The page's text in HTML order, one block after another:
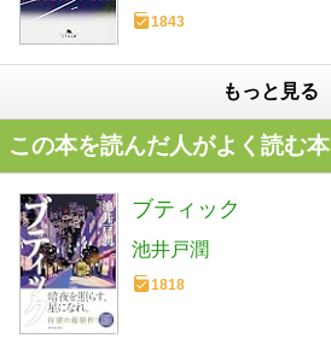
1843
もっと見る
この本を読んだ人がよく読む本
ブティック
池井戸潤
1818